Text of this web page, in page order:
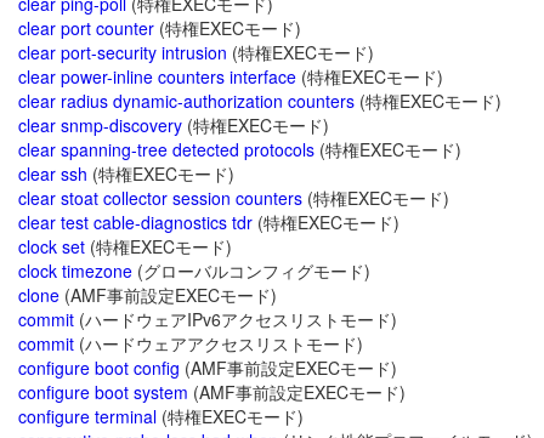
clear port counter (特権EXECモード)
clear port-security intrusion (特権EXECモード)
clear power-inline counters interface (特権EXECモード)
clear radius dynamic-authorization counters (特権EXECモード)
clear snmp-discovery (特権EXECモード)
clear spanning-tree detected protocols (特権EXECモード)
clear ssh (特権EXECモード)
clear stoat collector session counters (特権EXECモード)
clear test cable-diagnostics tdr (特権EXECモード)
clock set (特権EXECモード)
clock timezone (グローバルコンフィグモード)
clone (AMF事前設定EXECモード)
commit (ハードウェアIPv6アクセスリストモード)
commit (ハードウェアアクセスリストモード)
configure boot config (AMF事前設定EXECモード)
configure boot system (AMF事前設定EXECモード)
configure terminal (特権EXECモード)